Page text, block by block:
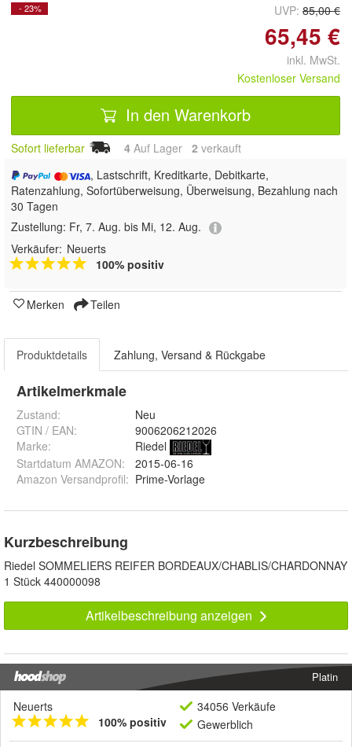
- 23% UVP: 85,00 €
65,45 €
inkl. MwSt.
Kostenloser Versand
In den Warenkorb
Sofort lieferbar 4 Auf Lager 2 verkauft
, Lastschrift, Kreditkarte, Debitkarte,
Ratenzahlung, Sofortüberweisung, Überweisung, Bezahlung nach
30 Tagen
Zustellung: Fr, 7. Aug. bis Mi, 12. Aug.
Verkäufer: Neuerts
100% positiv
Merken Teilen
Produktdetails Zahlung, Versand & Rückgabe
Artikelmerkmale
Zustand:
Neu
GTIN / EAN:
9006206212026
Marke:
Riedel
Startdatum AMAZON:
2015-06-16
Amazon Versandprofil: Prime-Vorlage
Kurzbeschreibung
Riedel SOMMELIERS REIFER BORDEAUX/CHABLIS/CHARDONNAY
1 Stück 440000098
Artikelbeschreibung anzeigen
Platin
Neuerts
100% positiv
34056 Verkäufe
Gewerblich